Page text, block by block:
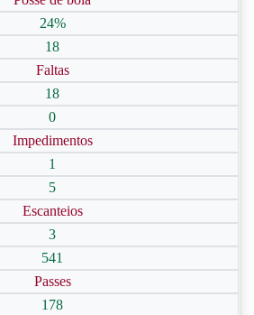
24%
18
Faltas
18
0
Impedimentos
1
5
Escanteios
3
541
Passes
178